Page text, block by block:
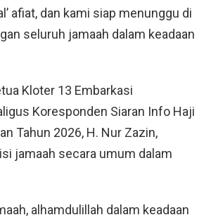
afiat, dan kami siap menunggu di
seluruh jamaah dalam keadaan
Kloter 13 Embarkasi
Koresponden Siaran Info Haji
Tahun 2026, H. Nur Zazin,
jamaah secara umum dalam
alhamdulillah dalam keadaan